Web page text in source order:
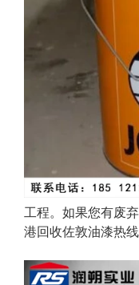
工程。如果您有废
港回收佐敦油漆热